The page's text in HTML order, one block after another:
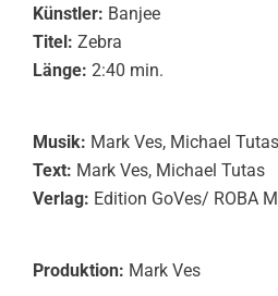
Künstler: Banjee
Titel: Zebra
Länge: 2:40 min.
Musik: Mark Ves, Michael Tutas
Text: Mark Ves, Michael Tutas
Verlag: Edition GoVes/ ROBA
Produktion: Mark Ves